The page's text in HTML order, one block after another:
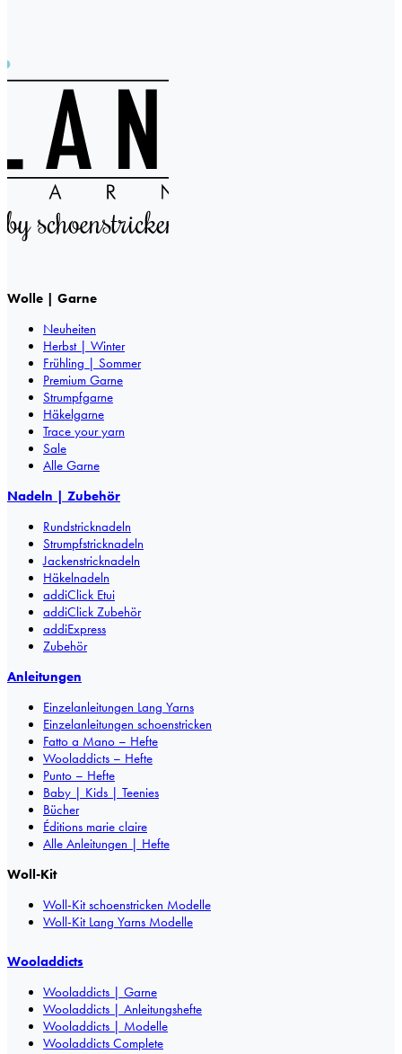
Wolle | Garne
Neuheiten
Herbst | Winter
Frühling | Sommer
Premium Garne
Strumpfgarne
Häkelgarne
Trace your yarn
Sale
Alle Garne
Nadeln | Zubehör
Rundstricknadeln
Strumpfstricknadeln
Jackenstricknadeln
Häkelnadeln
addiClick Etui
addiClick Zubehör
addiExpress
Zubehör
Anleitungen
Einzelanleitungen Lang Yarns
Einzelanleitungen schoenstricken
Fatto a Mano – Hefte
Wooladdicts – Hefte
Punto – Hefte
Baby | Kids | Teenies
Bücher
Éditions marie claire
Alle Anleitungen | Hefte
Woll-Kit
Woll-Kit schoenstricken Modelle
Woll-Kit Lang Yarns Modelle
Wooladdicts
Wooladdicts | Garne
Wooladdicts | Anleitungshefte
Wooladdicts | Modelle
Wooladdicts Complete